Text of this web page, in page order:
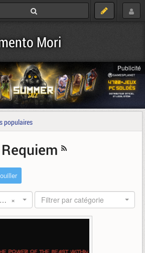
Mori
Publicité
populaires
× Filtrer par catégorie